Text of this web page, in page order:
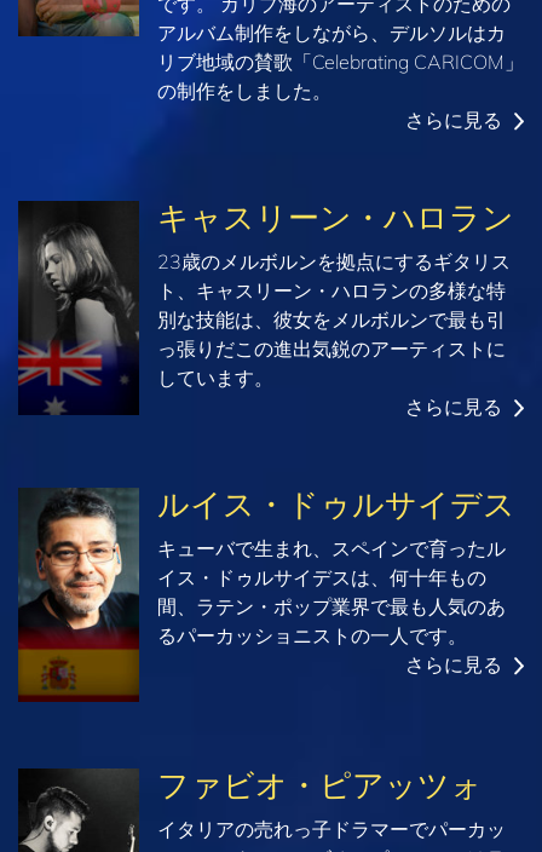
アルバム制作をしながら、デルソルはカ
リブ地域の賛歌「Celebrating CARICOM」
の制作をしました。
さらに見る
キャスリーン・ハロラン
23歳のメルボルンを拠点にするギタリス
ト、キャスリーン・ハロランの多様な特
別な技能は、彼女をメルボルンで最も引
っ張りだこの進出気鋭のアーティストに
しています。
さらに見る
ルイス・ドゥルサイデス
キューバで生まれ、スペインで育ったル
イス・ドゥルサイデスは、何十年もの
間、ラテン・ポップ業界で最も人気のあ
るパーカッショニストの一人です。
さらに見る
ファビオ・ピアッツォ
イタリアの売れっ子ドラマーでパーカッ